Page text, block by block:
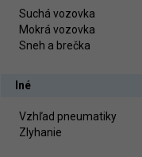
Suchá vozovka
Mokrá vozovka
Sneh a brečka
Iné
Vzhľad pneumatiky
Zlyhanie